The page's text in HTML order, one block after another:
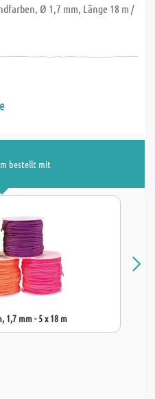
Ø 1,7 mm, Länge 18 m /
bestellt mit
1,7 mm - 5 x 18 m